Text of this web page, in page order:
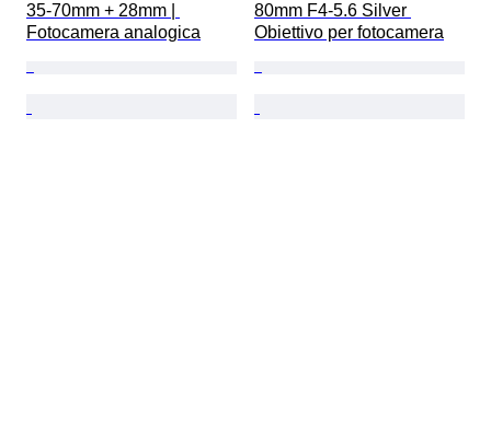
35-70mm + 28mm |
Fotocamera analogica
80mm F4-5.6 Silver
Obiettivo per fotocamera